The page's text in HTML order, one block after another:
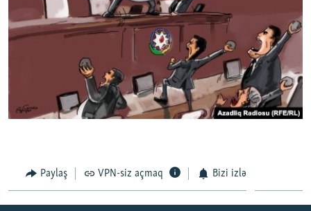
Paylaş VPN-siz açmaq Bizi izlə